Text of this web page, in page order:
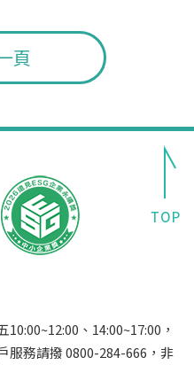
頁
、14:00~17:00，
服務請撥 0800-284-666，非